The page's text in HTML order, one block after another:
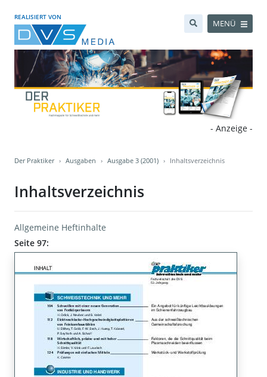
REALISIERT VON
MENÜ
- Anzeige -
Der Praktiker Ausgaben Ausgabe 3 (2001) Inhaltsverzeichnis
Inhaltsverzeichnis
Allgemeine Heftinhalte
Seite 97: